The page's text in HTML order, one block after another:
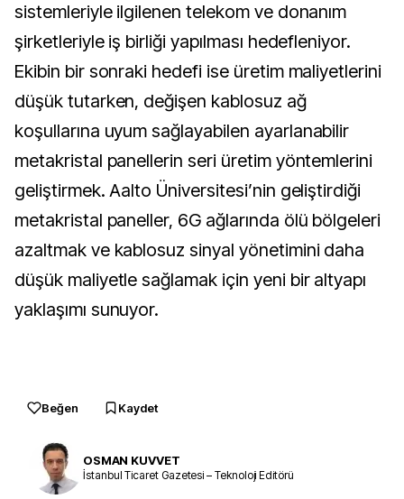
sistemleriyle ilgilenen telekom ve donanım
şirketleriyle iş birliği yapılması hedefleniyor.
Ekibin bir sonraki hedefi ise üretim maliyetlerini
düşük tutarken, değişen kablosuz ağ
koşullarına uyum sağlayabilen ayarlanabilir
metakristal panellerin seri üretim yöntemlerini
geliştirmek. Aalto Üniversitesi’nin geliştirdiği
metakristal paneller, 6G ağlarında ölü bölgeleri
azaltmak ve kablosuz sinyal yönetimini daha
düşük maliyetle sağlamak için yeni bir altyapı
yaklaşımı sunuyor.
Beğen Kaydet
OSMAN KUVVET
İstanbul Ticaret Gazetesi – Teknoloji Editörü